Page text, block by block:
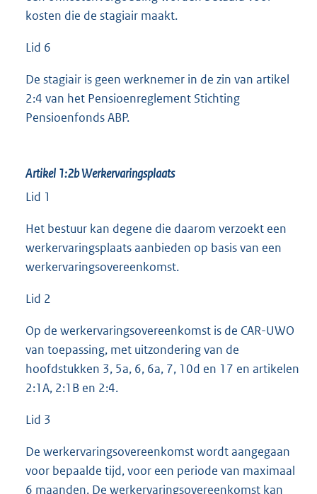
kosten die de stagiair maakt.
Lid 6
De stagiair is geen werknemer in de zin van artikel
2:4 van het Pensioenreglement Stichting
Pensioenfonds ABP.
Artikel 1:2bWerkervaringsplaats
Lid 1
Het bestuur kan degene die daarom verzoekt een
werkervaringsplaats aanbieden op basis van een
werkervaringsovereenkomst.
Lid 2
Op de werkervaringsovereenkomst is de CAR-UWO
van toepassing, met uitzondering van de
hoofdstukken 3, 5a, 6, 6a, 7, 10d en 17 en artikelen
2:1A, 2:1B en 2:4.
Lid 3
De werkervaringsovereenkomst wordt aangegaan
voor bepaalde tijd, voor een periode van maximaal
6 maanden. De werkervaringsovereenkomst kan